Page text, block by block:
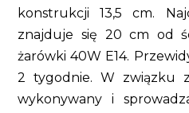
konstrukcji 13,5 cm.
znajduje się 20 cm od
żarówki 40W E14.
2 tygodnie. W związku
wykonywany i